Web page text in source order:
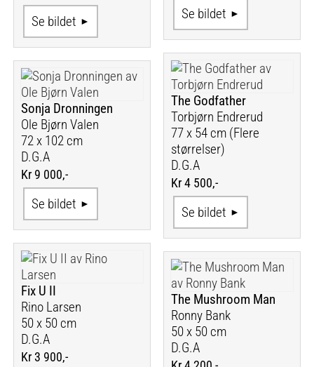
Se bildet
Se bildet
The Godfather
Torbjørn Endrerud
77 x 54 cm (Flere
størrelser)
D.G.A
Kr 4 500,-
Se bildet
Sonja Dronningen
Ole Bjørn Valen
72 x 102 cm
D.G.A
Kr 9 000,-
Se bildet
Fix U II
Rino Larsen
50 x 50 cm
D.G.A
Kr 3 900,-
The Mushroom Man
Ronny Bank
50 x 50 cm
D.G.A